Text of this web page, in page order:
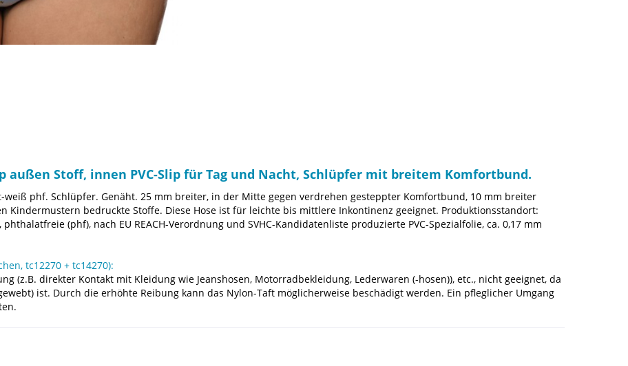
außen Stoff, innen PVC-Slip für Tag und Nacht, Schlüpfer mit breitem Komfortbund.
weiß phf. Schlüpfer. Genäht. 25 mm breiter, in der Mitte gegen verdrehen gesteppter Komfortbund, 10 mm breiter
Kindermustern bedruckte Stoffe. Diese Hose ist für leichte bis mittlere Inkontinenz geeignet. Produktionsstandort:
(phf), nach EU REACH-Verordnung und SVHC-Kandidatenliste produzierte PVC-Spezialfolie, ca. 0,17 mm
tc12270 + tc14270):
(z.B. direkter Kontakt mit Kleidung wie Jeanshosen, Motorradbekleidung, Lederwaren (-hosen)), etc., nicht geeignet, da
ist. Durch die erhöhte Reibung kann das Nylon-Taft möglicherweise beschädigt werden. Ein pfleglicher Umgang